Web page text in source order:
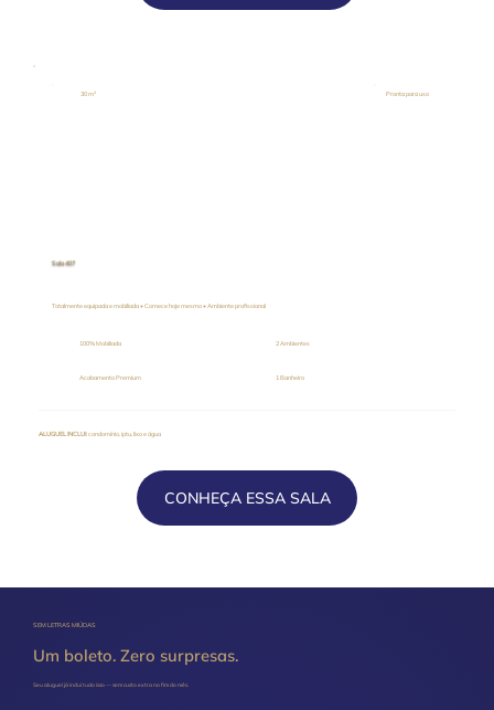
30 m² Pronta para uso
Sala 407
Totalmente equipada e mobiliada • Comece hoje mesmo • Ambiente profissional
100% Mobiliada 2 Ambientes
Acabamento Premium 1 Banheiro
ALUGUEL INCLUI: condomínio, iptu, lixo e água
CONHEÇA ESSA SALA
SEM LETRAS MIÚDAS
Um boleto. Zero surpresas.
Seu aluguel já inclui tudo isso — sem custo extra no fim do mês.